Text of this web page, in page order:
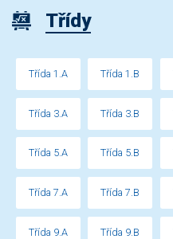
Třídy
Třída 1.A Třída 1.B
Třída 3.A Třída 3.B
Třída 5.A Třída 5.B
Třída 7.A Třída 7.B
Třída 9.A Třída 9.B